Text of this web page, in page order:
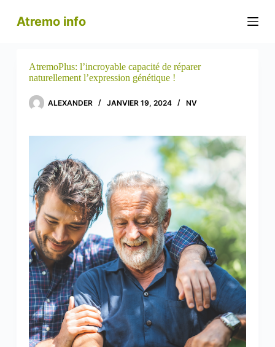
Atremo info
AtremoPlus: l’incroyable capacité de réparer
naturellement l’expression génétique !
ALEXANDER JANVIER 19, 2024 NV